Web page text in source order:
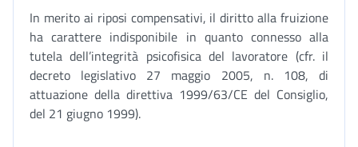
In merito ai riposi compensativi, il diritto alla fruizione
ha carattere indisponibile in quanto connesso alla
tutela dell’integrità psicofisica del lavoratore (cfr. il
decreto legislativo 27 maggio 2005, n. 108, di
attuazione della direttiva 1999/63/CE del Consiglio,
del 21 giugno 1999).